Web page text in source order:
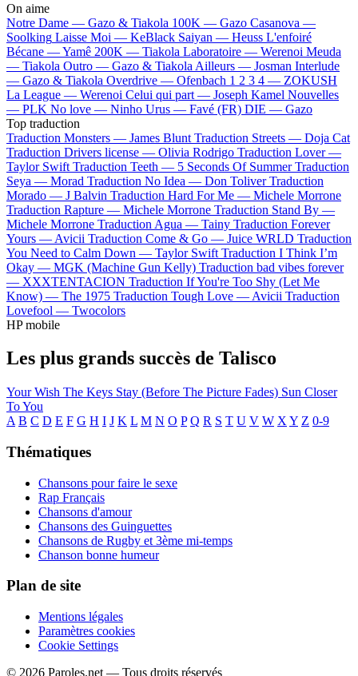
On aime
Notre Dame — Gazo & Tiakola 100K — Gazo Casanova —
Soolking Laisse Moi — KeBlack Saiyan — Heuss L'enfoiré
Bécane —Yamê 200K — Tiakola Laboratoire — Werenoi Meuda
— Tiakola Outro — Gazo & Tiakola Ailleurs — Josman Interlude
— Gazo & Tiakola Overdrive — Ofenbach 1 2 3 4 — ZOKUSH
La League — Werenoi Celui qui part — Joseph Kamel Nouvelles
— PLK No love — Ninho Urus — Favé (FR) DIE — Gazo
Top traduction
Traduction Monsters — James Blunt Traduction Streets — Doja Cat
Traduction Drivers license — Olivia Rodrigo Traduction Lover —
Taylor Swift Traduction Teeth — 5 Seconds Of Summer Traduction
Seya — Morad Traduction No Idea — Don Toliver Traduction
Morado — J Balvin Traduction Hard For Me — Michele Morrone
Traduction Rapture — Michele Morrone Traduction Stand By —
Michele Morrone Traduction Agua — Tainy Traduction Forever
Yours — Avicii Traduction Come & Go — Juice WRLD Traduction
You Need to Calm Down — Taylor Swift Traduction I Think I’m
Okay — MGK (Machine Gun Kelly) Traduction bad vibes forever
— XXXTENTACION Traduction If You're Too Shy (Let Me
Know) — The 1975 Traduction Tough Love — Avicii Traduction
Lovefool — Twocolors
HP mobile
Les plus grands succès de Talisco
Your Wish The Keys Stay (Before The Picture Fades) Sun Closer
To You
A B C D E F G H I J K L M N O P Q R S T U V W X Y Z 0-9
Thématiques
Chansons pour faire le sexe
Rap Français
Chansons d'amour
Chansons des Guinguettes
Chansons de Rugby et 3ème mi-temps
Chanson bonne humeur
Plan de site
Mentions légales
Paramètres cookies
Cookie Settings
© 2026 Paroles.net — Tous droits réservés